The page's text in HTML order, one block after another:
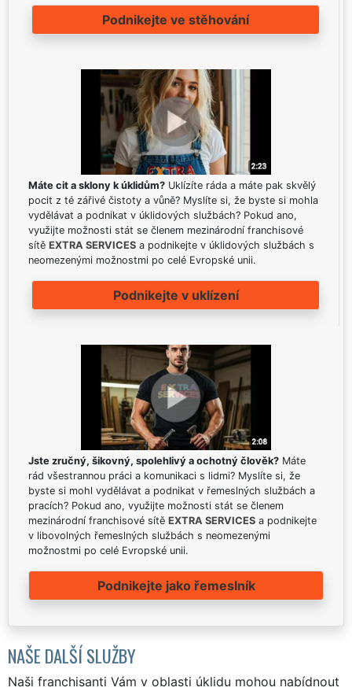
Podnikejte ve stěhování
Máte cit a sklony k úklidům? Uklízíte ráda a máte pak skvělý
pocit z té zářivé čistoty a vůně? Myslíte si, že byste si mohla
vydělávat a podnikat v úklidových službách? Pokud ano,
využijte možnosti stát se členem mezinárodní franchisové
sítě EXTRA SERVICES a podnikejte v úklidových službách s
neomezenými možnostmi po celé Evropské unii.
Podnikejte v uklízení
Jste zručný, šikovný, spolehlivý a ochotný člověk? Máte
rád všestrannou práci a komunikaci s lidmi? Myslíte si, že
byste si mohl vydělávat a podnikat v řemeslných službách a
pracích? Pokud ano, využijte možnosti stát se členem
mezinárodní franchisové sítě EXTRA SERVICES a podnikejte
v libovolných řemeslných službách s neomezenými
možnostmi po celé Evropské unii.
Podnikejte jako řemeslník
NAŠE DALŠÍ SLUŽBY
Naši franchisanti Vám v oblasti úklidu mohou nabídnout